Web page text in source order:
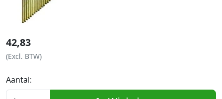
42,83
(Excl. BTW)
Aantal: